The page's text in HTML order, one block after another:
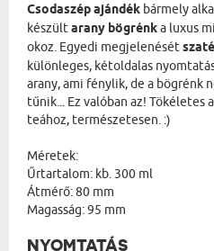
Csodaszép ajándék bármely
készültarany bögrénka luxus
okoz. Egyedi megjelenését
különleges, kétoldalas
arany, ami fénylik, de a bögrénk
tűnik... Ez valóban az! Tökéletes
teához, természetesen. :)
Méretek:
Űrtartalom: kb. 300 ml
Átmérő: 80 mm
Magasság: 95 mm
NYOMTATÁS